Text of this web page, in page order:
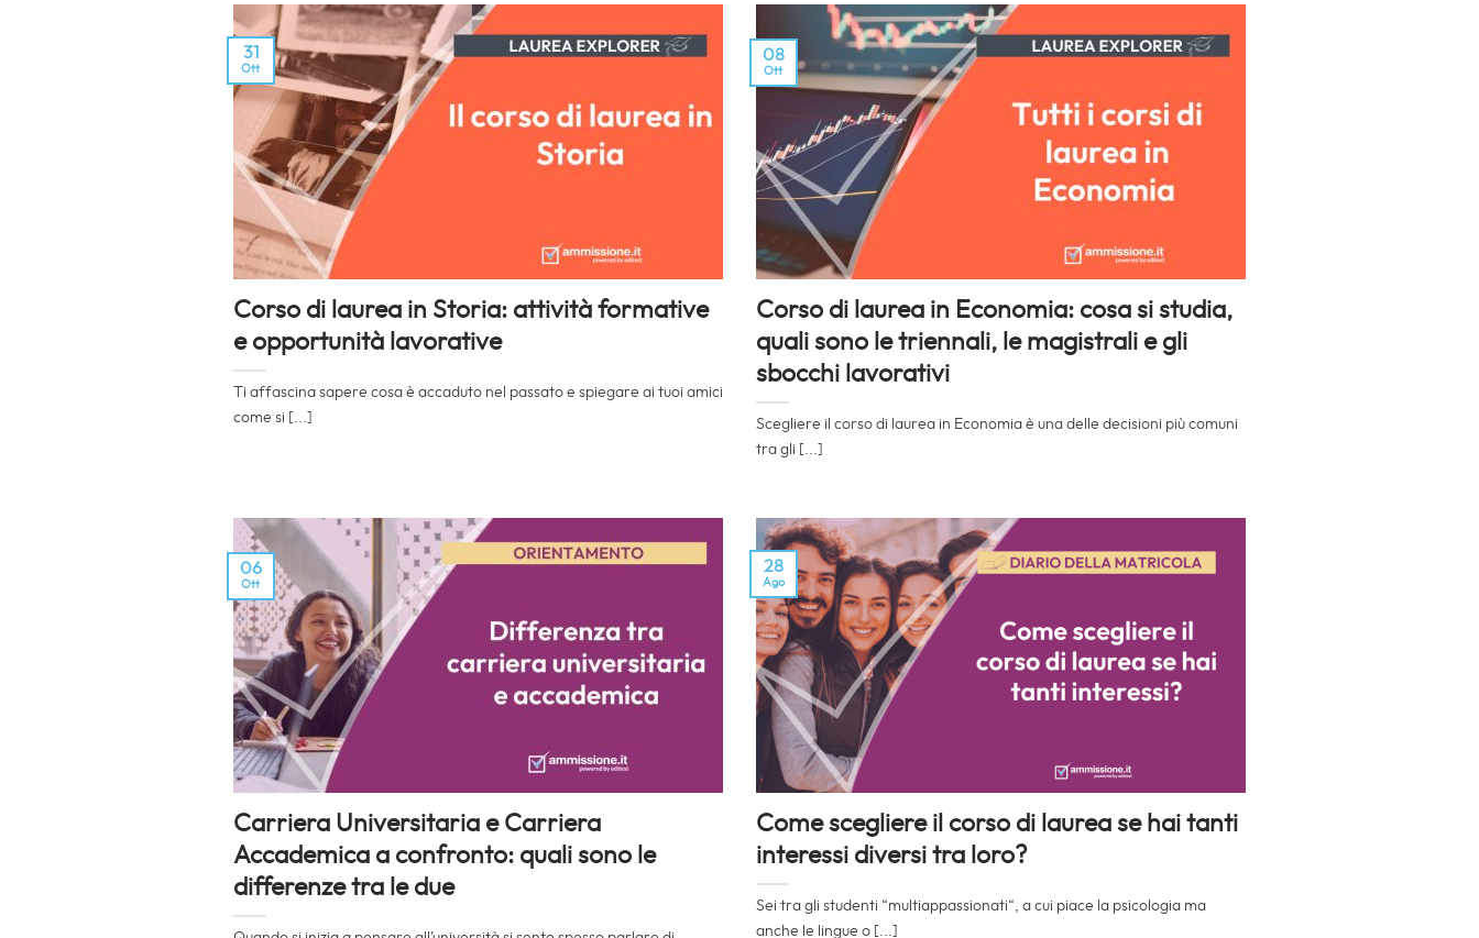
Corso di laurea in Storia: attività formative
e opportunità lavorative
Ti affascina sapere cosa è accaduto nel passato e spiegare ai tuoi amici
come si [...]
31
Ott
Corso di laurea in Economia: cosa si studia,
quali sono le triennali, le magistrali e gli
sbocchi lavorativi
Scegliere il corso di laurea in Economia è una delle decisioni più comuni
tra gli [...]
08
Ott
Carriera Universitaria e Carriera
Accademica a confronto: quali sono le
differenze tra le due
06
Ott
Come scegliere il corso di laurea se hai tanti
interessi diversi tra loro?
Sei tra gli studenti “multiappassionati“, a cui piace la psicologia ma
anche le lingue o [...]
28
Ago